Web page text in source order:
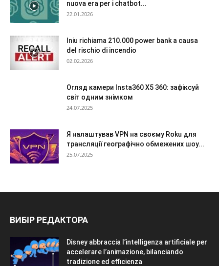
nuova era per i chatbot...
22.01.2026
Iniu richiama 210.000 power bank a causa
del rischio di incendio
02.02.2026
Огляд камери Insta360 X5 360: зафіксуй
світ одним знімком
24.07.2025
Я налаштував VPN на своєму Roku для
трансляції географічно обмежених шоу...
25.07.2025
ВИБІР РЕДАКТОРА
Disney abbraccia l’intelligenza artificiale per
accelerare l’animazione, bilanciando
tradizione ed efficienza